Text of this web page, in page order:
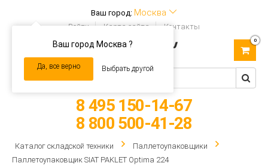
Ваш город: Москва
Ваш город Москва ?
Да, все верно Выбрать другой
Войти Карта сайта Контакты
navigation
0
8 495 150-14-67
8 800 500-41-28
Каталог складской техники
Паллетоупаковщики
Паллетоупаковщик SIAT PAKLET Optima 224